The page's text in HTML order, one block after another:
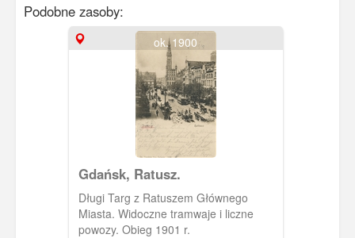
Podobne zasoby:
ok. 1900
Gdańsk, Ratusz.
Długi Targ z Ratuszem Głównego
Miasta. Widoczne tramwaje i liczne
powozy. Obieg 1901 r.